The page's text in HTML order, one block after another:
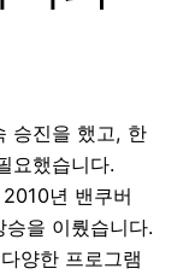
승진을 했고, 한
요했습니다.
년 밴쿠버
을 이뤘습니다.
양한 프로그램